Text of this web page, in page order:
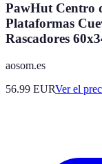
PawHut Centro
Plataformas
Rascadores
aosom.es
56.99 EURVer el